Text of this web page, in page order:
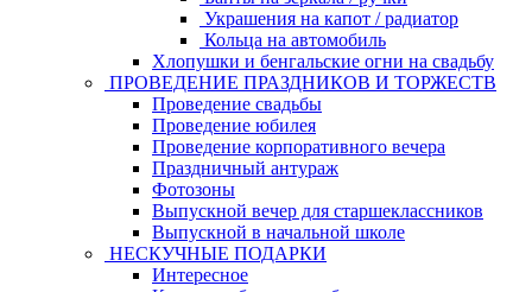
Украшения на капот / радиатор
Кольца на автомобиль
Хлопушки и бенгальские огни на свадьбу
ПРОВЕДЕНИЕ ПРАЗДНИКОВ И ТОРЖЕСТВ
Проведение свадьбы
Проведение юбилея
Проведение корпоративного вечера
Праздничный антураж
Фотозоны
Выпускной вечер для старшеклассников
Выпускной в начальной школе
НЕСКУЧНЫЕ ПОДАРКИ
Интересное